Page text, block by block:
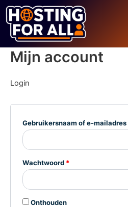
Ga
naar
inhoud
Mijn account
Login
Gebruikersnaam of e-mailadres
Wachtwoord *
Vereist
Onthouden